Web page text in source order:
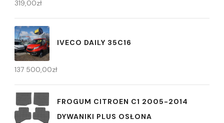
319,00zł
IVECO DAILY 35C16
137 500,00zł
FROGUM CITROEN C1 2005-2014
DYWANIKI PLUS OSŁONA